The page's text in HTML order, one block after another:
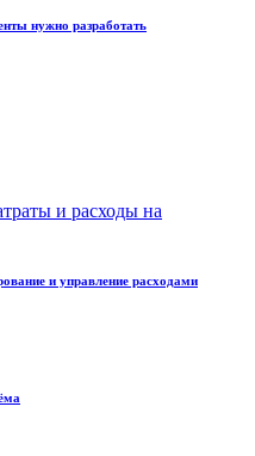
нужно разработать
и управление расходами